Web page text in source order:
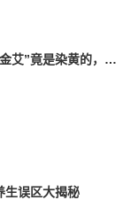
网售“黄金艾”竟是染黄的，泡脚包霉菌超标，在家养生竟“有毒”？
生误区大揭秘